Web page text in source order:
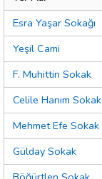
Esra Yaşar Sokağı
Yeşil Cami
F. Muhittin Sokak
Celile Hanım Sokak
Mehmet Efe Sokak
Gülday Sokak